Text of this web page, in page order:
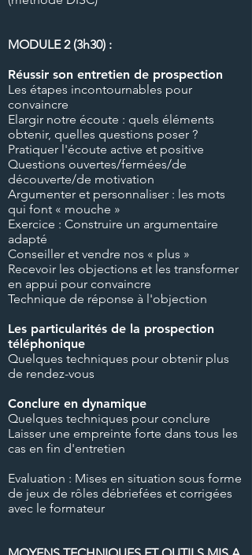
MODULE 2 (3h30) :
Réussir son entretien de prospection
Les étapes incontournables pour
convaincre
Elargir notre écoute : quels éléments
obtenir, quelles questions poser ?
Pratiquer l'écoute active et positive
Questions ouvertes/fermées/de
découverte/de motivation
Argumenter et personnaliser : les mots
qui font « mouche »
Exercice : Construire un argumentaire
adapté
Conseiller et vendre nos « plus »
Recevoir les objections et les transformer
en appui pour convaincre
Technique de réponse à l'objection
Les particularités de la prospection
téléphonique
Quelques techniques pour obtenir plus
de rendez-vous
Conclure en dynamique
Quelques techniques pour conclure
Laisser une empreinte forte dans tous les
cas en fin d'entretien
Evaluation : Mises en situation sous forme
de jeux de rôles débriefées et corrigées
avec le formateur